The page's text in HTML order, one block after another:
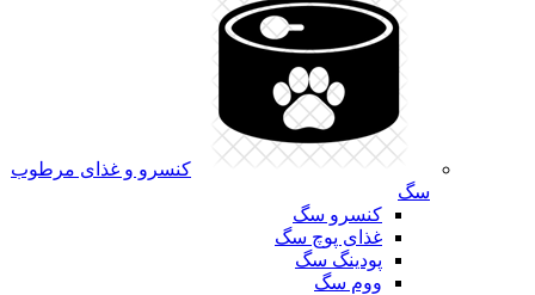
کنسرو و غذای مرطوب
سگ
کنسرو سگ
غذای پوچ سگ
پودینگ سگ
ووم سگ